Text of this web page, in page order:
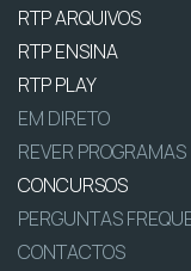
RTP ARQUIVOS
RTP ENSINA
RTP PLAY
EM DIRETO
REVER PROGRAMAS
CONCURSOS
PERGUNTAS
CONTACTOS